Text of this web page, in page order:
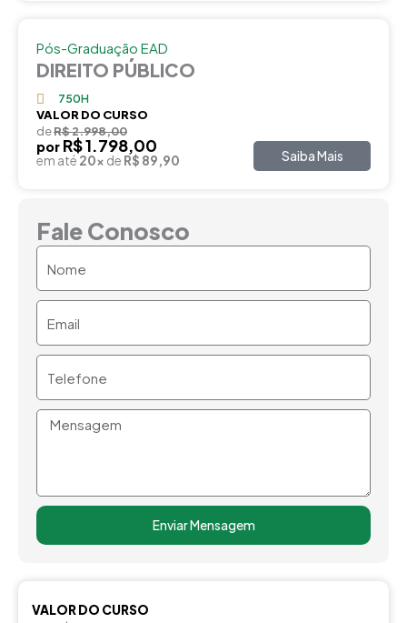
Pós-Graduação EAD
DIREITO PÚBLICO
750H
VALOR DO CURSO
deR$ 2.998,00
por R$ 1.798,00
em até 20x de R$ 89,90 Saiba Mais
Fale Conosco
Mensagem
Enviar Mensagem
VALOR DO CURSO